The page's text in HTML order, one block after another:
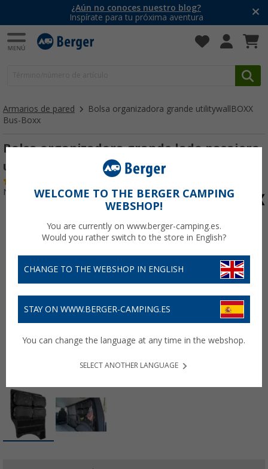
¿Aún no conoces nuestro blog?
Inspírate para tu próxima aventura
Armarios de pared
Bolsa organizadora grande utilitywallBOXX
Bus-Boxx
Bolsa organizadora grande lado pasajero
utilitywallBOXX Bus-Boxx
Nº de artículo 140804
WELCOME TO THE BERGER CAMPING
WEBSHOP!
You are currently on www.berger-camping.es.
Would you rather switch to the store in English?
CHANGE TO THE WEBSHOP IN ENGLISH
STAY ON WWW.BERGER-CAMPING.ES
You can change the language at any time in the webshop.
SELECT ANOTHER LANGUAGE